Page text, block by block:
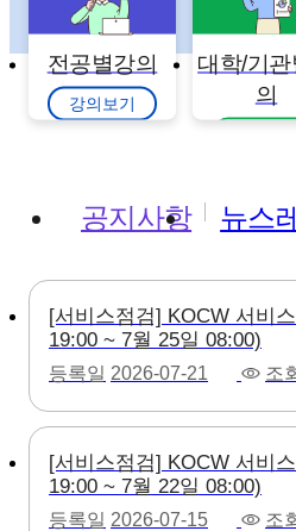
전공별강의
강의보기
대학/기
의
공지사항 뉴스
[서비스점검] KOCW 서비
19:00 ~ 7월 25일 08:00)
등록일 2026-07-21 조
[서비스점검] KOCW 서비
19:00 ~ 7월 22일 08:00)
등록일 2026-07-15 조